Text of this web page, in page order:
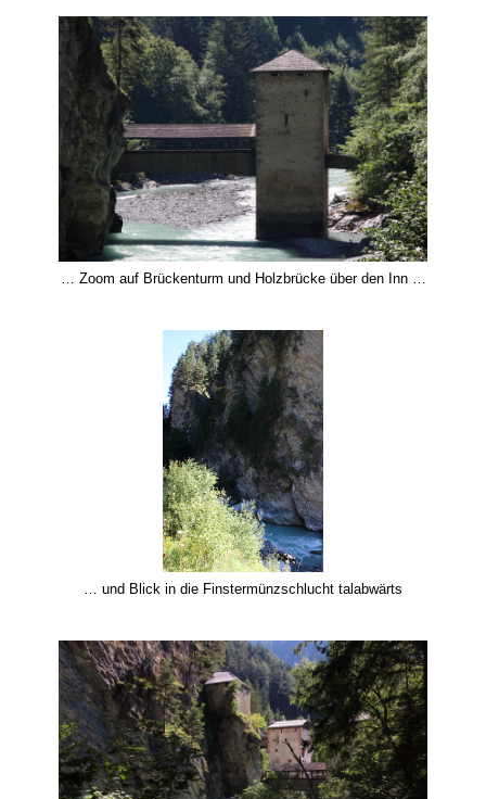
… Zoom auf Brückenturm und Holzbrücke über den Inn …
… und Blick in die Finstermünzschlucht talabwärts